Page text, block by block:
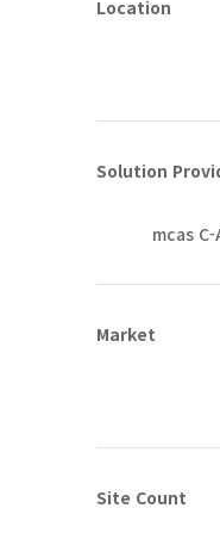
Location
Solution
mcas C-
Market
Site Count